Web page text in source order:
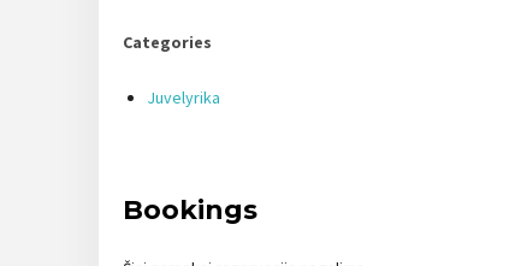
Categories
Juvelyrika
Bookings